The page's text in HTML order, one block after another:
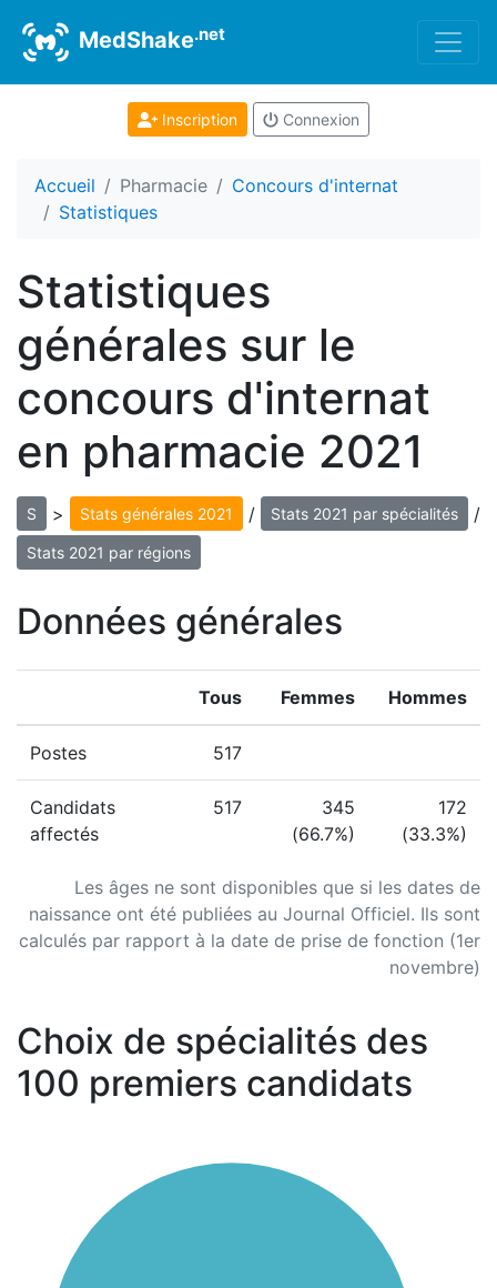
MedShake.net
Inscription Connexion
Accueil Pharmacie
Concours d'internat
Statistiques
Statistiques
générales sur le
concours d'internat
en pharmacie 2021
S > Stats générales 2021 / Stats 2021 par spécialités /
Stats 2021 par régions
Données générales
Les âges ne sont disponibles que si les dates de
naissance ont été publiées au Journal Officiel. Ils sont
calculés par rapport à la date de prise de fonction (1er
novembre)
Tous Femmes Hommes
Postes 517
Candidats
affectés
517
345
(66.7%)
172
(33.3%)
Choix de spécialités des
100 premiers candidats